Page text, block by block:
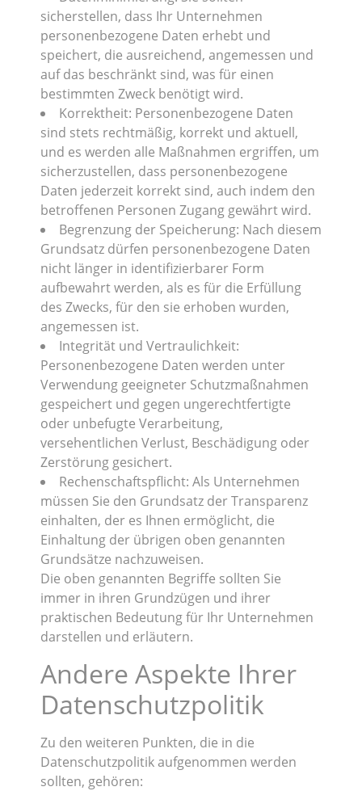
sicherstellen, dass Ihr Unternehmen
personenbezogene Daten erhebt und
speichert, die ausreichend, angemessen und
auf das beschränkt sind, was für einen
bestimmten Zweck benötigt wird.
Korrektheit: Personenbezogene Daten
sind stets rechtmäßig, korrekt und aktuell,
und es werden alle Maßnahmen ergriffen, um
sicherzustellen, dass personenbezogene
Daten jederzeit korrekt sind, auch indem den
betroffenen Personen Zugang gewährt wird.
Begrenzung der Speicherung: Nach diesem
Grundsatz dürfen personenbezogene Daten
nicht länger in identifizierbarer Form
aufbewahrt werden, als es für die Erfüllung
des Zwecks, für den sie erhoben wurden,
angemessen ist.
Integrität und Vertraulichkeit:
Personenbezogene Daten werden unter
Verwendung geeigneter Schutzmaßnahmen
gespeichert und gegen ungerechtfertigte
oder unbefugte Verarbeitung,
versehentlichen Verlust, Beschädigung oder
Zerstörung gesichert.
Rechenschaftspflicht: Als Unternehmen
müssen Sie den Grundsatz der Transparenz
einhalten, der es Ihnen ermöglicht, die
Einhaltung der übrigen oben genannten
Grundsätze nachzuweisen.
Die oben genannten Begriffe sollten Sie
immer in ihren Grundzügen und ihrer
praktischen Bedeutung für Ihr Unternehmen
darstellen und erläutern.
Andere Aspekte Ihrer
Datenschutzpolitik
Zu den weiteren Punkten, die in die
Datenschutzpolitik aufgenommen werden
sollten, gehören: